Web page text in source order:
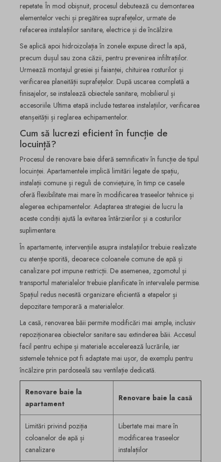
repetate. În mod obișnuit, procesul debutează cu demontarea
elementelor vechi și pregătirea suprafețelor, urmate de
refacerea instalațiilor sanitare, electrice și de încălzire.
Se aplică apoi hidroizolația în zonele expuse direct la apă,
precum dușul sau zona căzii, pentru prevenirea infiltrațiilor.
Urmează montajul gresiei și faianței, chituirea rosturilor și
verificarea planeității suprafețelor. După uscarea completă a
finisajelor, se instalează obiectele sanitare, mobilierul și
accesoriile. Ultima etapă include testarea instalațiilor, verificarea
etanșeității și reglarea echipamentelor.
Cum să lucrezi eficient în funcție de
locuință?
Procesul de renovare baie diferă semnificativ în funcție de tipul
locuinței. Apartamentele implică limitări legate de spațiu,
instalații comune și reguli de conviețuire, în timp ce casele
oferă flexibilitate mai mare în modificarea traseelor tehnice și
alegerea echipamentelor. Adaptarea strategiei de lucru la
aceste condiții ajută la evitarea întârzierilor și a costurilor
suplimentare.
În apartamente, intervențiile asupra instalațiilor trebuie realizate
cu atenție sporită, deoarece coloanele comune de apă și
canalizare pot impune restricții. De asemenea, zgomotul și
transportul materialelor trebuie planificate în intervalele permise.
Spațiul redus necesită organizare eficientă a etapelor și
depozitare temporară a materialelor.
La casă, renovarea băii permite modificări mai ample, inclusiv
repoziționarea obiectelor sanitare sau extinderea băii. Accesul
facil pentru echipe și materiale accelerează lucrările, iar
sistemele tehnice pot fi adaptate mai ușor, de exemplu pentru
încălzire prin pardoseală sau ventilație dedicată.
Renovare baie la
apartament
Renovare baie la casă
Limitări privind poziția
coloanelor de apă și
canalizare
Libertate mai mare în
modificarea traseelor
instalațiilor